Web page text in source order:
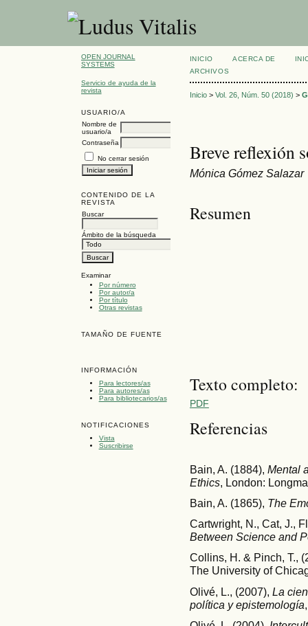
OPEN JOURNAL
SYSTEMS
Servicio de ayuda de la
revista
USUARIO/A
Nombre de
usuario/a
Contraseña
No cerrar sesión
CONTENIDO DE LA
REVISTA
Buscar
Ámbito de la búsqueda
Examinar
Por número
Por autor/a
Por título
Otras revistas
TAMAÑO DE FUENTE
INFORMACIÓN
Para lectores/as
Para autores/as
Para bibliotecarios/as
NOTIFICACIONES
Vista
Suscribirse
INICIO ACERCA DE
ARCHIVOS
Inicio> Vol. 26, Núm. 50 (2018) >
Breve reflexión
Mónica Gómez Salazar
Resumen
Texto completo:
PDF
Referencias
Bain, A. (1884), Mental
Ethics, London:
Bain, A. (1865), The
Cartwright, N., Cat, J.,
Between Science and
Collins, H. & Pinch, T.,
The University of
Olivé, L., (2007), La
política y epistemología